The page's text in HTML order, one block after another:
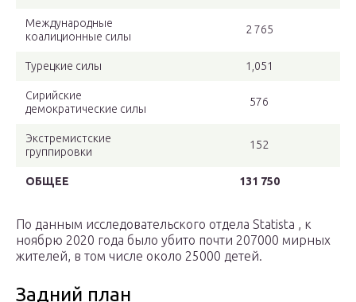
Международные
коалиционные силы
2 765
Турецкие силы 1,051
Сирийские
демократические силы
576
Экстремистские
группировки
152
ОБЩЕЕ 131 750
По данным исследовательского отдела Statista , к
ноябрю 2020 года было убито почти 207000 мирных
жителей, в том числе около 25000 детей.
Задний план